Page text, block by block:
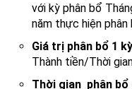
với kỳ phân bổ
năm thực hiện phân
Giá trị phân bổ 1
Thành tiền/Thời
Thời gian phân bổ